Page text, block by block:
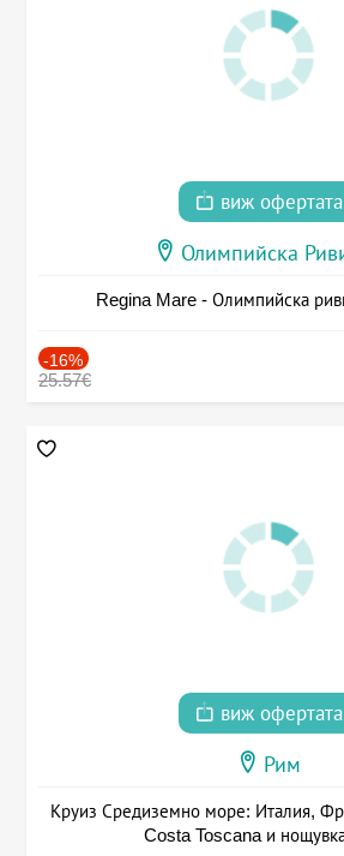
виж офертата
Олимпийска
Regina Mare - Олимпийска
-16%
25.57€
виж офертата
Рим
Круиз Средиземно море: Италия,
Costa Toscana и